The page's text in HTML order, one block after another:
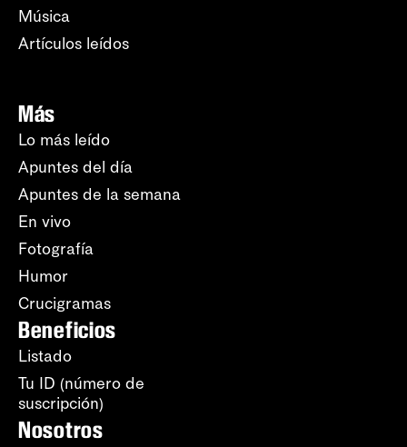
Música
Artículos leídos
Más
Lo más leído
Apuntes del día
Apuntes de la semana
En vivo
Fotografía
Humor
Crucigramas
Beneficios
Listado
Tu ID (número de
suscripción)
Nosotros